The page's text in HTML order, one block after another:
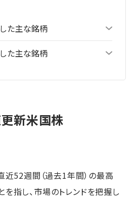
た主な銘柄
た主な銘柄
新米国株
近52週間（過去1年間）の最高
指し、市場のトレンドを把握し